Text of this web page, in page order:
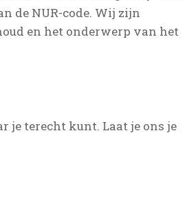
de NUR-code. Wij zijn
en het onderwerp van het
je terecht kunt. Laat je ons je